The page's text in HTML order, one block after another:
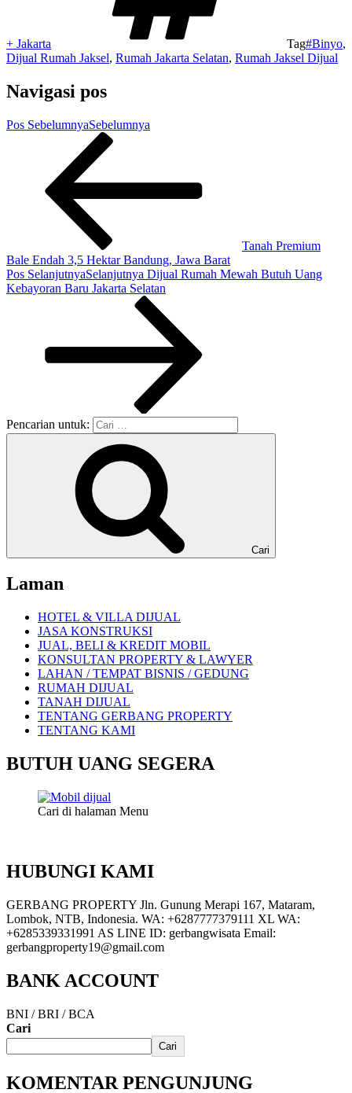
+ Jakarta Tag#Binyo,
Dijual Rumah Jaksel, Rumah Jakarta Selatan, Rumah Jaksel Dijual
Navigasi pos
Pos SebelumnyaSebelumnya
Tanah Premium
Bale Endah 3,5 Hektar Bandung, Jawa Barat
Pos SelanjutnyaSelanjutnya Dijual Rumah Mewah Butuh Uang
Kebayoran Baru Jakarta Selatan
Pencarian untuk:
Cari
Laman
HOTEL & VILLA DIJUAL
JASA KONSTRUKSI
JUAL, BELI & KREDIT MOBIL
KONSULTAN PROPERTY & LAWYER
LAHAN / TEMPAT BISNIS / GEDUNG
RUMAH DIJUAL
TANAH DIJUAL
TENTANG GERBANG PROPERTY
TENTANG KAMI
BUTUH UANG SEGERA
Cari di halaman Menu
HUBUNGI KAMI
GERBANG PROPERTY Jln. Gunung Merapi 167, Mataram,
Lombok, NTB, Indonesia. WA: +6287777379111 XL WA:
+6285339331991 AS LINE ID: gerbangwisata Email:
gerbangproperty19@gmail.com
BANK ACCOUNT
BNI / BRI / BCA
Cari
Cari
KOMENTAR PENGUNJUNG